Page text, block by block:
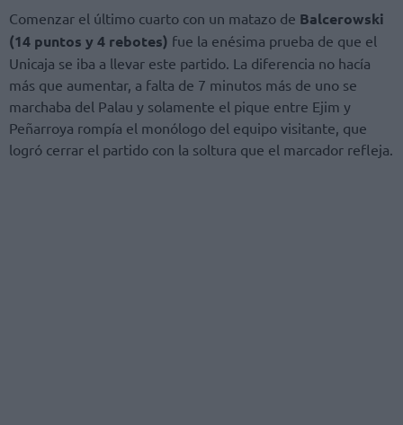
Comenzar el último cuarto con un matazo de Balcerowski
(14 puntos y 4 rebotes) fue la enésima prueba de que el
Unicaja se iba a llevar este partido. La diferencia no hacía
más que aumentar, a falta de 7 minutos más de uno se
marchaba del Palau y solamente el pique entre Ejim y
Peñarroya rompía el monólogo del equipo visitante, que
logró cerrar el partido con la soltura que el marcador refleja.